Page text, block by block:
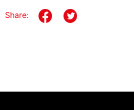
Share: